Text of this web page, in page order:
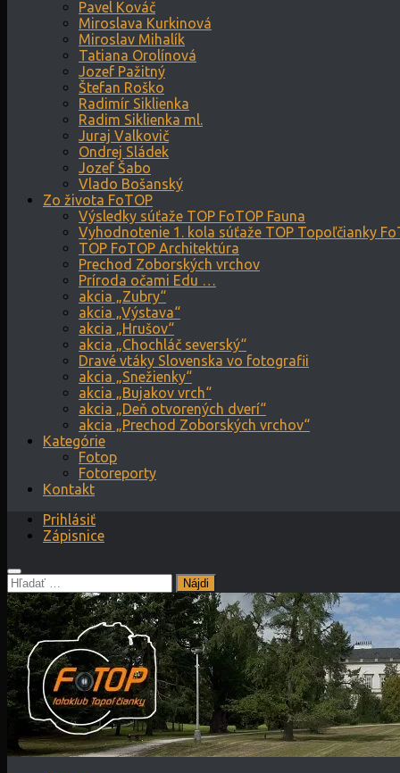
Pavel Kováč
Miroslava Kurkinová
Miroslav Mihalík
Tatiana Orolínová
Jozef Pažitný
Štefan Roško
Radimír Siklienka
Radim Siklienka ml.
Juraj Valkovič
Ondrej Sládek
Jozef Šabo
Vlado Bošanský
Zo života FoTOP
Výsledky súťaže TOP FoTOP Fauna
Vyhodnotenie 1. kola súťaže TOP Topoľčianky
TOP FoTOP Architektúra
Prechod Zoborských vrchov
Príroda očami Edu …
akcia „Zubry“
akcia „Výstava“
akcia „Hrušov“
akcia „Chochláč severský“
Dravé vtáky Slovenska vo fotografii
akcia „Snežienky“
akcia „Bujakov vrch“
akcia „Deň otvorených dverí“
akcia „Prechod Zoborských vrchov“
Kategórie
Fotop
Fotoreporty
Kontakt
Prihlásiť
Zápisnice
Hľadať: